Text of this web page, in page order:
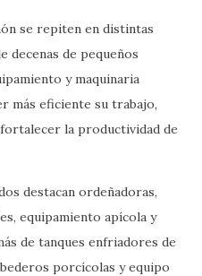
se repiten en distintas
decenas de pequeños
y maquinaria
más eficiente su trabajo,
la productividad de
destacan ordeñadoras,
equipamiento apícola y
de tanques enfriadores de
porcícolas y equipo